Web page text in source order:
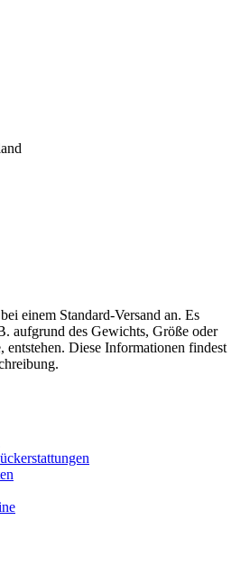
einem Standard-Versand an. Es
aufgrund des Gewichts, Größe oder
entstehen. Diese Informationen findest